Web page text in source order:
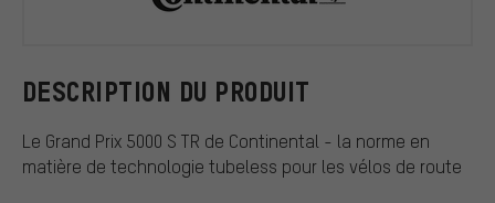
DESCRIPTION DU PRODUIT
Le Grand Prix 5000 S TR de Continental - la norme en
matière de technologie tubeless pour les vélos de route